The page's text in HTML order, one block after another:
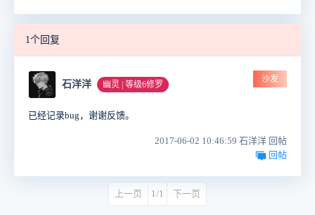
1个回复
石洋洋 幽灵 | 等级6修罗
沙发
已经记录bug，谢谢反馈。
2017-06-02 10:46:59 石洋洋 回帖
回帖
上一页 1/1 下一页